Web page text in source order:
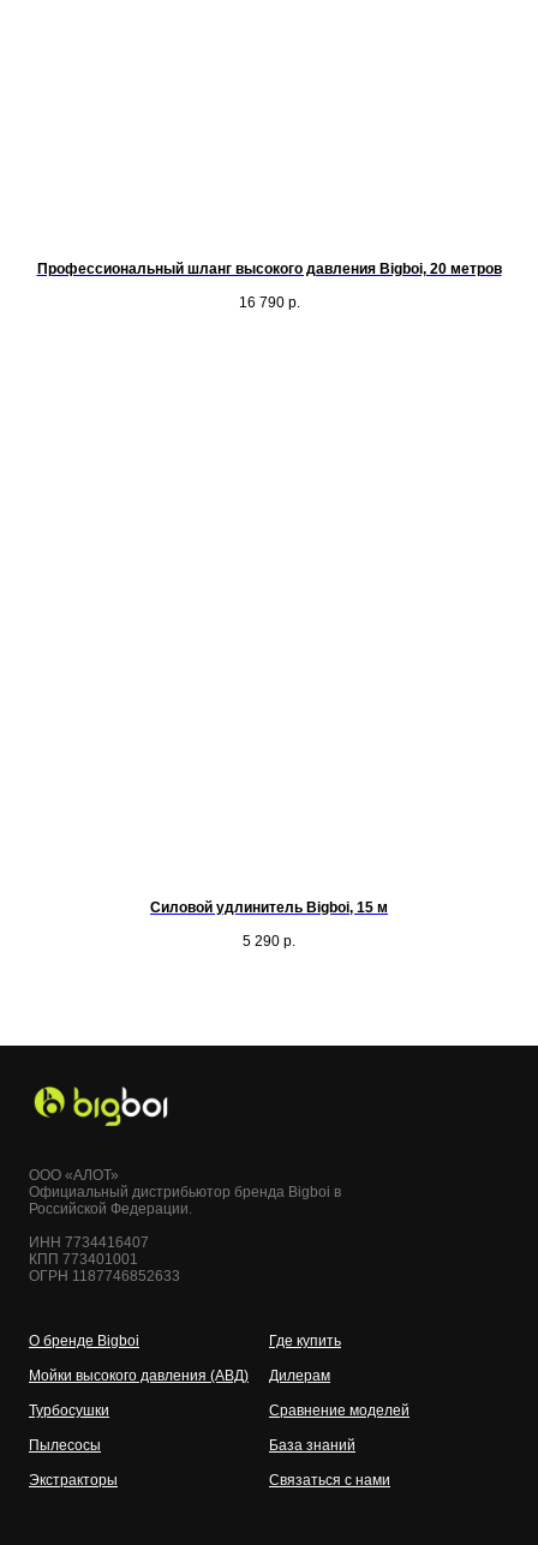
Профессиональный шланг высокого давления Bigboi, 20 метров
16 790 р.
Силовой удлинитель Bigboi, 15 м
5 290 р.
ООО «АЛОТ»
Официальный дистрибьютор бренда Bigboi в
Российской Федерации.
ИНН 7734416407
КПП 773401001
ОГРН 1187746852633
О бренде Bigboi
Мойки высокого давления (АВД)
Турбосушки
Пылесосы
Экстракторы
Где купить
Дилерам
Сравнение моделей
База знаний
Связаться с нами